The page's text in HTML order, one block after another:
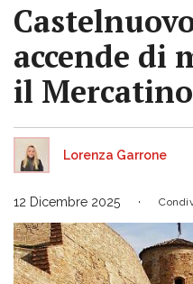
accende di
il
Lorenza Garrone
12 Dicembre 2025